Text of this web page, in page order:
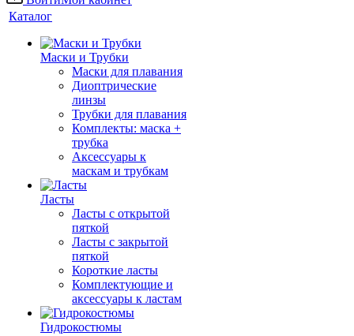
Каталог
Маски и Трубки
Маски для плавания
Диоптрические
линзы
Трубки для плавания
Комплекты: маска +
трубка
Аксессуары к
маскам и трубкам
Ласты
Ласты с открытой
пяткой
Ласты с закрытой
пяткой
Короткие ласты
Комплектующие и
аксессуары к ластам
Гидрокостюмы